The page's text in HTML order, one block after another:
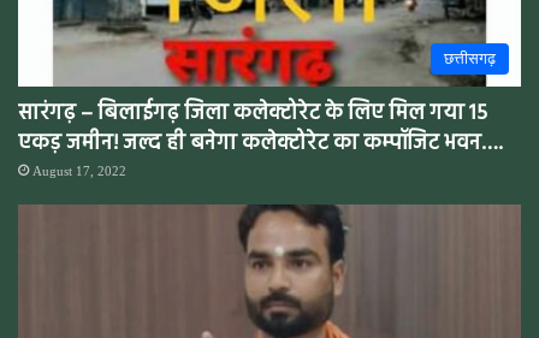
छत्तीसगढ़
सारंगढ़ – बिलाईगढ़ जिला कलेक्टोरेट के लिए मिल गया 15
एकड़ जमीन! जल्द ही बनेगा कलेक्टोरेट का कम्पॉजिट भवन….
August 17, 2022